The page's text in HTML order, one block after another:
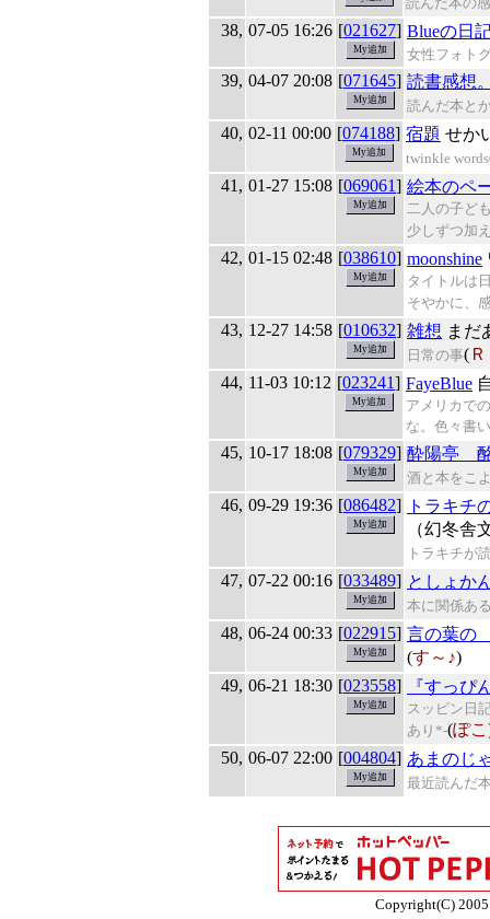
38, 07-05 16:26 [021627] Blueの日
女性フォト
39, 04-07 20:08 [071645] 読書感想
読んだ本と
40, 02-11 00:00 [074188] 宿題 せか
twinkle words
41, 01-27 15:08 [069061] 絵本のペ
二人の子ど
少しずつ加
42, 01-15 02:48 [038610] moonshine
タイトルは
そやかに、
43, 12-27 14:58 [010632] 雑想 まだ
日常の事(
44, 11-03 10:12 [023241] FayeBlue
アメリカで
な。色々書
45, 10-17 18:08 [079329] 酔陽亭
酒と本をこ
46, 09-29 19:36 [086482]
トラキチ
（幻冬舎
トラキチが
47, 07-22 00:16 [033489] としょか
本に関係あ
48, 06-24 00:33 [022915] 言の葉の
(す～♪)
49, 06-21 18:30 [023558] 『すっぴ
スッピン日
あり*-(ぽこ
50, 06-07 22:00 [004804] あまのじ
最近読んだ
Copyright(C)